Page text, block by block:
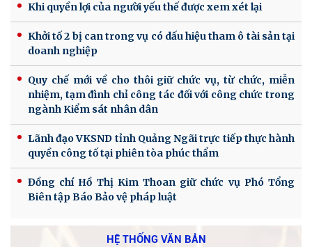
Khi quyền lợi của người yếu thế được xem xét lại
Khởi tố 2 bị can trong vụ có dấu hiệu tham ô tài sản tại
doanh nghiệp
Quy chế mới về cho thôi giữ chức vụ, từ chức, miễn
nhiệm, tạm đình chỉ công tác đối với công chức trong
ngành Kiểm sát nhân dân
Lãnh đạo VKSND tỉnh Quảng Ngãi trực tiếp thực hành
quyền công tố tại phiên tòa phúc thẩm
Đồng chí Hồ Thị Kim Thoan giữ chức vụ Phó Tổng
Biên tập Báo Bảo vệ pháp luật
HỆ THỐNG VĂN BẢN